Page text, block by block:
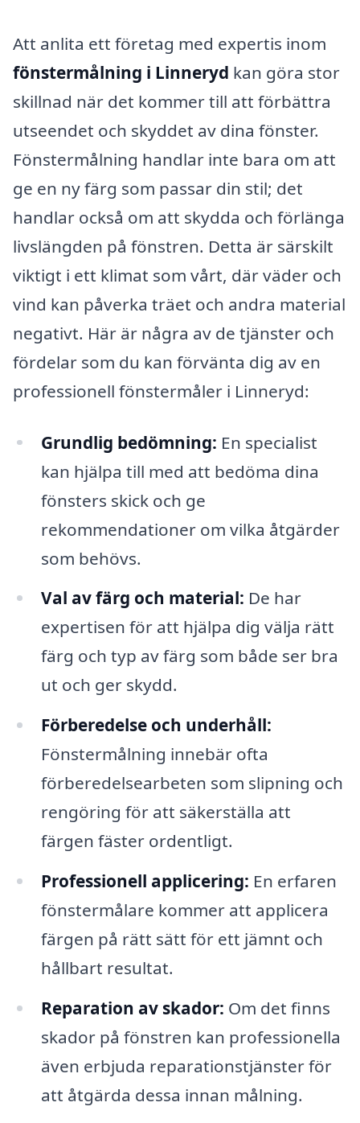
Att anlita ett företag med expertis inom
fönstermålning i Linneryd kan göra stor
skillnad när det kommer till att förbättra
utseendet och skyddet av dina fönster.
Fönstermålning handlar inte bara om att
ge en ny färg som passar din stil; det
handlar också om att skydda och förlänga
livslängden på fönstren. Detta är särskilt
viktigt i ett klimat som vårt, där väder och
vind kan påverka träet och andra material
negativt. Här är några av de tjänster och
fördelar som du kan förvänta dig av en
professionell fönstermåler i Linneryd:
Grundlig bedömning: En specialist
kan hjälpa till med att bedöma dina
fönsters skick och ge
rekommendationer om vilka åtgärder
som behövs.
Val av färg och material: De har
expertisen för att hjälpa dig välja rätt
färg och typ av färg som både ser bra
ut och ger skydd.
Förberedelse och underhåll:
Fönstermålning innebär ofta
förberedelsearbeten som slipning och
rengöring för att säkerställa att
färgen fäster ordentligt.
Professionell applicering: En erfaren
fönstermålare kommer att applicera
färgen på rätt sätt för ett jämnt och
hållbart resultat.
Reparation av skador: Om det finns
skador på fönstren kan professionella
även erbjuda reparationstjänster för
att åtgärda dessa innan målning.